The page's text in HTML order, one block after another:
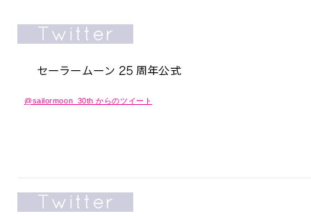
@sailormoon_30th からのツイート